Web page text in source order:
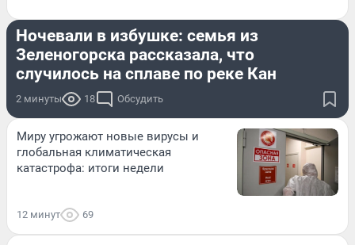
Ночевали в избушке: семья из
Зеленогорска рассказала, что
случилось на сплаве по реке Кан
2 минуты 18 Обсудить
Миру угрожают новые вирусы и
глобальная климатическая
катастрофа: итоги недели
12 минут 69